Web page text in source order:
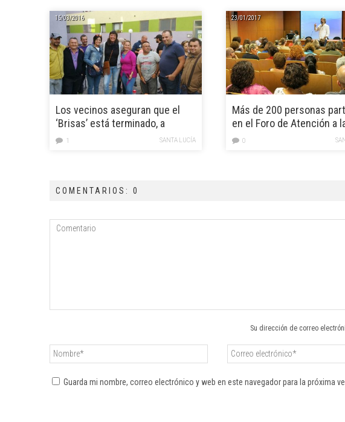
15/03/2016
Los vecinos aseguran que el
‘Brisas’ está terminado, a
expensas del AyuntamientoSANTA LUCÍA
1
23/01/2017
Más de 200 personas
en el Foro de Atención a
Diversidad
0
COMENTARIOS: 0
Su dirección de correo
Guarda mi nombre, correo electrónico y web en este navegador para la próxima